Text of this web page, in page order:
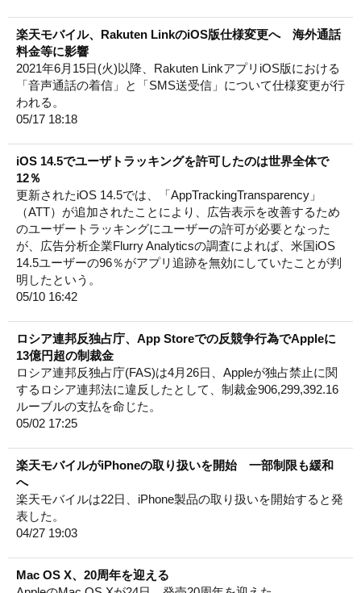
楽天モバイル、Rakuten LinkのiOS版仕様変更へ 海外通話
料金等に影響
2021年6月15日(火)以降、Rakuten LinkアプリiOS版における
「音声通話の着信」と「SMS送受信」について仕様変更が行
われる。
05/17 18:18
iOS 14.5でユーザトラッキングを許可したのは世界全体で
12％
更新されたiOS 14.5では、「AppTrackingTransparency」
（ATT）が追加されたことにより、広告表示を改善するため
のユーザートラッキングにユーザーの許可が必要となった
が、広告分析企業Flurry Analyticsの調査によれば、米国iOS
14.5ユーザーの96％がアプリ追跡を無効にしていたことが判
明したという。
05/10 16:42
ロシア連邦反独占庁、App Storeでの反競争行為でAppleに
13億円超の制裁金
ロシア連邦反独占庁(FAS)は4月26日、Appleが独占禁止に関
するロシア連邦法に違反したとして、制裁金906,299,392.16
ルーブルの支払を命じた。
05/02 17:25
楽天モバイルがiPhoneの取り扱いを開始 一部制限も緩和
へ
楽天モバイルは22日、iPhone製品の取り扱いを開始すると発
表した。
04/27 19:03
Mac OS X、20周年を迎える